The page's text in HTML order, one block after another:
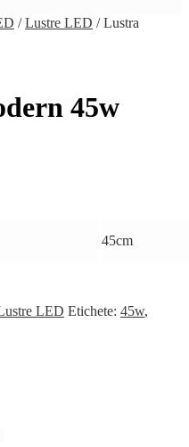
/Lustre LED /Lustra
45w
45cm
LED Etichete: 45w,